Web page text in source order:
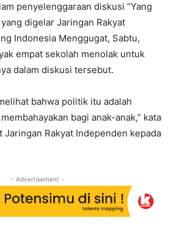
penyelenggaraan diskusi “Yang
digelar Jaringan Rakyat
Indonesia Menggugat, Sabtu,
empat sekolah menolak untuk
dalam diskusi tersebut.
bahwa politik itu adalah
bagi anak-anak,” kata
Jaringan Rakyat Independen kepada
- Advertisement -